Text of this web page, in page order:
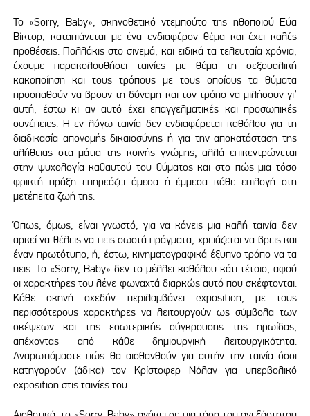
Το «Sorry, Baby», σκηνοθετικό ντεμπούτο της ηθοποιού Εύα
Βίκτορ, καταπιάνεται με ένα ενδιαφέρον θέμα και έχει καλές
προθέσεις. Πολλάκις στο σινεμά, και ειδικά τα τελευταία χρόνια,
έχουμε παρακολουθήσει ταινίες με θέμα τη σεξουαλική
κακοποίηση και τους τρόπους με τους οποίους τα θύματα
προσπαθούν να βρουν τη δύναμη και τον τρόπο να μιλήσουν γι’
αυτή, έστω κι αν αυτό έχει επαγγελματικές και προσωπικές
συνέπειες. Η εν λόγω ταινία δεν ενδιαφέρεται καθόλου για τη
διαδικασία απονομής δικαιοσύνης ή για την αποκατάσταση της
αλήθειας στα μάτια της κοινής γνώμης, αλλά επικεντρώνεται
στην ψυχολογία καθαυτού του θύματος και στο πώς μια τόσο
φρικτή πράξη επηρεάζει άμεσα ή έμμεσα κάθε επιλογή στη
μετέπειτα ζωή της.
Όπως, όμως, είναι γνωστό, για να κάνεις μια καλή ταινία δεν
αρκεί να θέλεις να πεις σωστά πράγματα, χρειάζεται να βρεις και
έναν πρωτότυπο, ή, έστω, κινηματογραφικά έξυπνο τρόπο να τα
πεις. Το «Sorry, Baby» δεν το μέλλει καθόλου κάτι τέτοιο, αφού
οι χαρακτήρες του λένε φωναχτά διαρκώς αυτό που σκέφτονται.
Κάθε σκηνή σχεδόν περιλαμβάνει exposition, με τους
περισσότερους χαρακτήρες να λειτουργούν ως σύμβολα των
σκέψεων και της εσωτερικής σύγκρουσης της ηρωίδας,
απέχοντας από κάθε δημιουργική λειτουργικότητα.
Αναρωτιόμαστε πώς θα αισθανθούν για αυτήν την ταινία όσοι
κατηγορούν (άδικα) τον Κρίστοφερ Νόλαν για υπερβολικό
exposition στις ταινίες του.